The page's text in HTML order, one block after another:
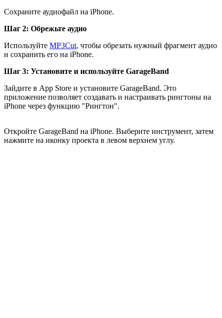
Сохраните аудиофайл на iPhone.
Шаг 2: Обрежьте аудио
Используйте MP3Cut, чтобы обрезать нужный фрагмент аудио
и сохранить его на iPhone.
Шаг 3: Установите и используйте GarageBand
Зайдите в App Store и установите GarageBand. Это
приложение позволяет создавать и настраивать рингтоны на
iPhone через функцию "Рингтон".
Откройте GarageBand на iPhone. Выберите инструмент, затем
нажмите на иконку проекта в левом верхнем углу.